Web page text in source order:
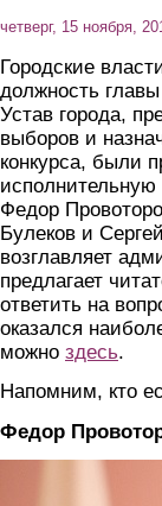
четверг, 15 ноября,
Городские
должность
Устав города,
выборов и
конкурса, были
исполнительную
Федор
Булеков и
возглавляет
предлагает
ответить на
оказался
можно здесь.
Напомним, кто
Федор